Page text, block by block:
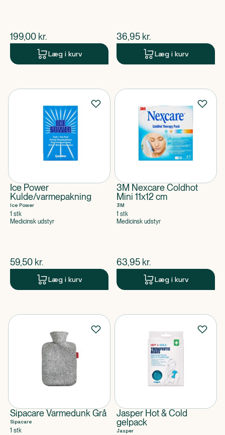
$nuværende pris
199,00 kr.
Læg i kurv
$nuværende pris
36,95 kr.
Læg i kurv
Ice Power
Kulde/varmepakning
Ice Power
1 stk
Medicinsk udstyr
$nuværende pris
59,50 kr.
Læg i kurv
3M Nexcare Coldhot
Mini 11x12 cm
3M
1 stk
Medicinsk udstyr
$nuværende pris
63,95 kr.
Læg i kurv
Sipacare Varmedunk Grå
Sipacare
1 stk
Jasper Hot & Cold
gelpack
Jasper